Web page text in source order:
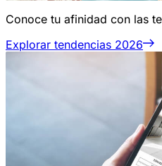
Conoce tu afinidad con las
Explorar tendencias 2026